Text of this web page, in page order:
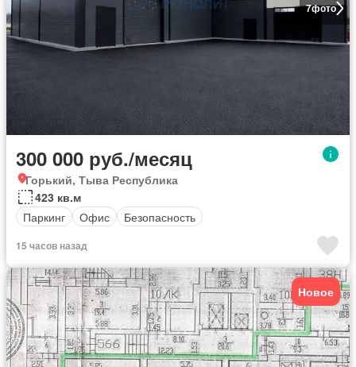
7фото
300 000 руб./месяц
Горький, Тыва Республика
423 кв.м
Паркинг
Офис Безопасность
15 часов назад
Новое